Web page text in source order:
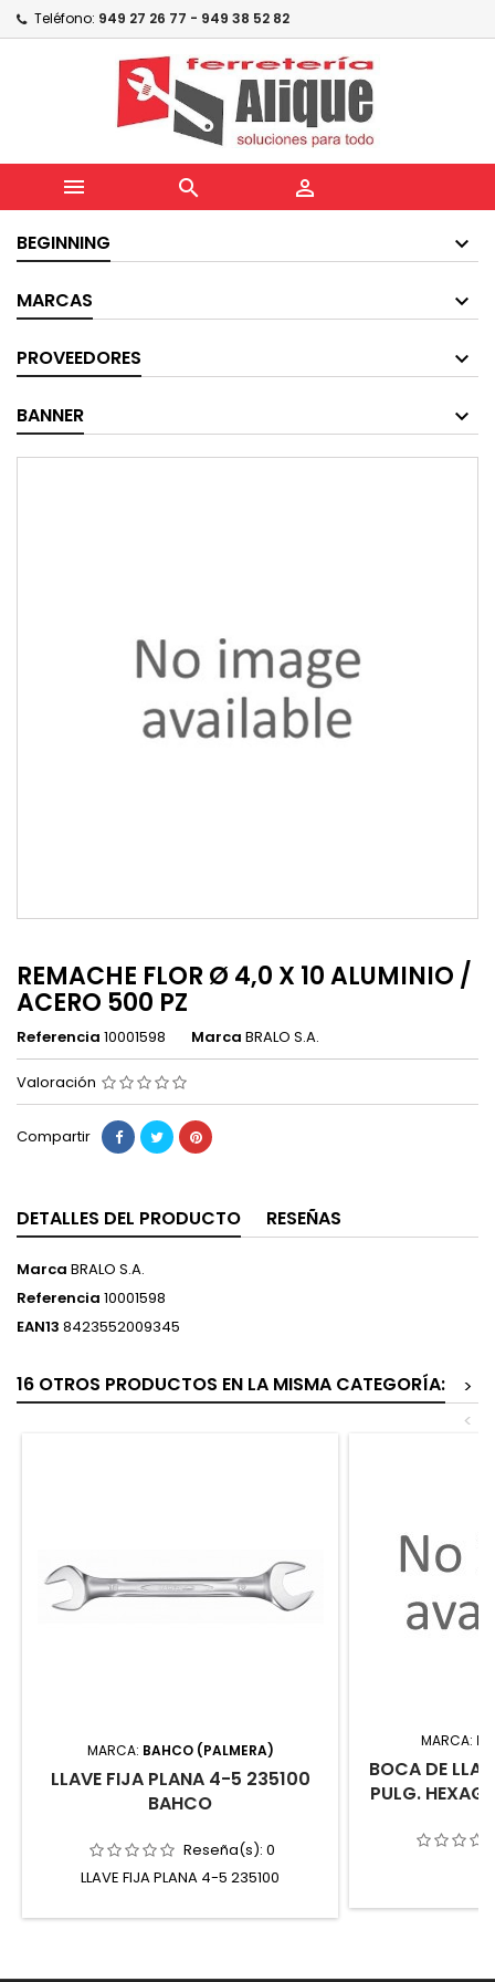
Teléfono: 949 27 26 77 - 949 38 52 82
  
BEGINNING
MARCAS
PROVEEDORES
BANNER
REMACHE FLOR Ø 4,0 X 10 ALUMINIO /
ACERO 500 PZ
Referencia 10001598 Marca BRALO S.A.
Valoración
Compartir
DETALLES DEL PRODUCTO RESEÑAS
Marca BRALO S.A.
Referencia 10001598
EAN13 8423552009345
16 OTROS PRODUCTOS EN LA MISMA CATEGORÍA:
>
<
MARCA: BAHCO (PALMERA)
LLAVE FIJA PLANA 4-5 235100
BAHCO
Reseña(s): 0
LLAVE FIJA PLANA 4-5 235100
MARCA:
BOCA DE
PULG.